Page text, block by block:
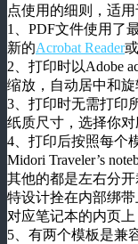
点使用的细则，适
1、PDF文件使用了
新的Acrobat Reader
2、打印时以Adobe
缩放，自动居中和
3、打印时无需打印
纸质尺寸，选择你
4、打印后按照每个
Midori Traveler’s
其他的都是左右分
特设计拴在内部绑
对应笔记本的内页上
5、有两个模板是兼